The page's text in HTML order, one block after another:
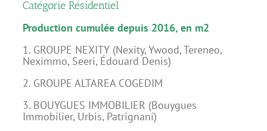
Catégorie Résidentiel
Production cumulée depuis 2016, en m2
1. GROUPE NEXITY (Nexity, Ywood, Tereneo,
Neximmo, Seeri, Édouard Denis)
2. GROUPE ALTAREA COGEDIM
3. BOUYGUES IMMOBILIER (Bouygues
Immobilier, Urbis, Patrignani)